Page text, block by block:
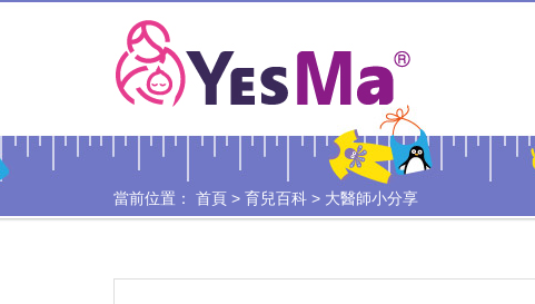
當前位置： 首頁 > 育兒百科 > 大醫師小分享